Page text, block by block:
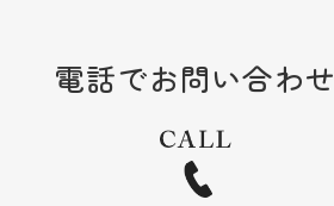
電話でお問い合わせ